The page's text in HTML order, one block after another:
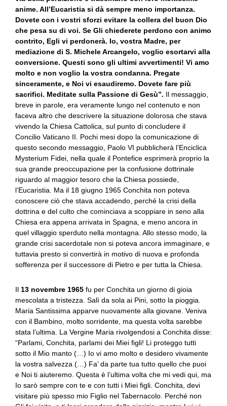
anime. All’Eucaristia si dà sempre meno importanza.
Dovete con i vostri sforzi evitare la collera del buon Dio
che pesa su di voi. Se Gli chiederete perdono con animo
contrito, Egli vi perdonerà. Io, vostra Madre, per
mediazione di S. Michele Arcangelo, voglio esortarvi alla
conversione. Questi sono gli ultimi avvertimenti! Vi amo
molto e non voglio la vostra condanna. Pregate
sinceramente, e Noi vi esaudiremo. Dovete fare più
sacrifici. Meditate sulla Passione di Gesù”. Il messaggio,
breve in parole, era veramente lungo nel contenuto e non
faceva altro che descrivere la situazione dolorosa che stava
vivendo la Chiesa Cattolica, sul punto di concludere il
Concilio Vaticano II. Pochi mesi dopo la comunicazione di
questo secondo messaggio, Paolo VI pubblicherà l’Enciclica
Mysterium Fidei, nella quale il Pontefice esprimerà proprio la
sua grande preoccupazione per la confusione dottrinale
riguardo al maggior tesoro che la Chiesa possiede,
l’Eucaristia. Ma il 18 giugno 1965 Conchita non poteva
conoscere ciò che stava accadendo, perché la crisi della
dottrina e del culto che cominciava a scoppiare in seno alla
Chiesa era appena arrivata in Spagna, e meno ancora in
quel villaggio sperduto nella montagna. Allo stesso modo, la
grande crisi sacerdotale non si poteva ancora immaginare, e
tuttavia presto si convertirà in motivo di nuova e profonda
sofferenza per il successore di Pietro e per tutta la Chiesa.
Il 13 novembre 1965 fu per Conchita un giorno di gioia
mescolata a tristezza. Salì da sola ai Pini, sotto la pioggia.
Maria Santissima apparve nuovamente alla giovane. Veniva
con il Bambino, molto sorridente, ma questa volta sarebbe
stata l’ultima. La Vergine Maria rivolgendosi a Conchita disse:
“Parlami, Conchita, parlami dei Miei figli! Li proteggo tutti
sotto il Mio manto (…) Io vi amo molto e desidero vivamente
la vostra salvezza (…) Fa’ da parte tua tutto quello che puoi
e Noi ti aiuteremo. Questa è l’ultima volta che mi vedi qui, ma
Io sarò sempre con te e con tutti i Miei figli. Conchita, devi
visitare più spesso mio Figlio nel Tabernacolo. Perché non